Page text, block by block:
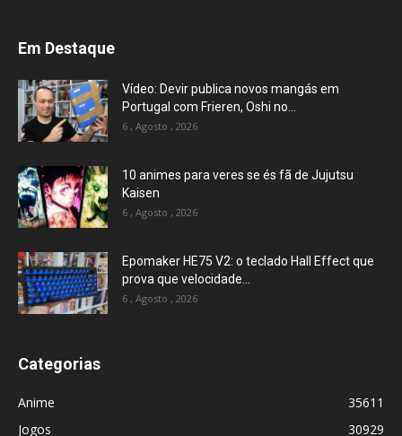
Em Destaque
Vídeo: Devir publica novos mangás em
Portugal com Frieren, Oshi no...
6 , Agosto , 2026
10 animes para veres se és fã de Jujutsu
Kaisen
6 , Agosto , 2026
Epomaker HE75 V2: o teclado Hall Effect que
prova que velocidade...
6 , Agosto , 2026
Categorias
Anime
35611
Jogos
30929